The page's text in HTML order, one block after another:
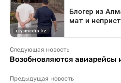
Следующая новость
Возобновляются авиарейсы
Предыдущая новость